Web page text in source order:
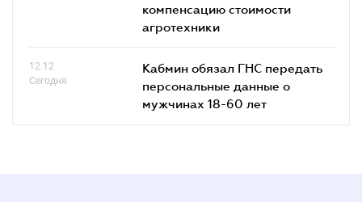
компенсацию стоимости
агротехники
12.12
Сегодня
Кабмин обязал ГНС передать
персональные данные о
мужчинах 18-60 лет